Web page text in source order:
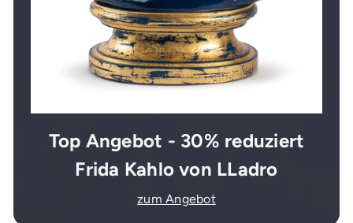
Top Angebot - 30% reduziert
Frida Kahlo von LLadro
zum Angebot